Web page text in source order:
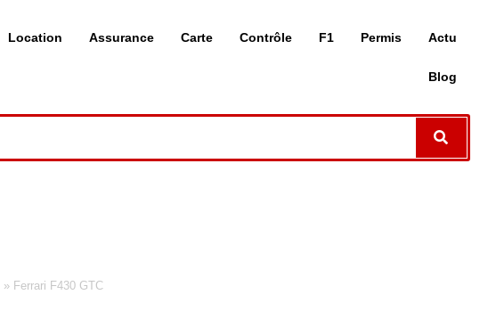
Location Assurance Carte Contrôle F1 Permis Actu
Blog
» Ferrari F430 GTC